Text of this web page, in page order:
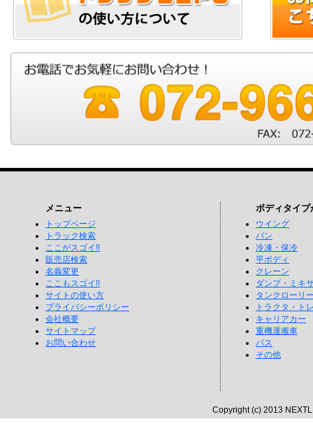
メニュー
トップページ
トラック検索
ここがスゴイ!!
販売店検索
名義変更
ここもスゴイ!!
サイトの使い方
プライバシーポリシー
会社概要
サイトマップ
お問い合わせ
ボディタイプ
ウイング
バン
冷凍・保冷
平ボディ
クレーン
ダンプ・ミキ
タンクローリ
トラクタ・ト
キャリアカー
重機運搬車
バス
その他
Copyright (c) 2013